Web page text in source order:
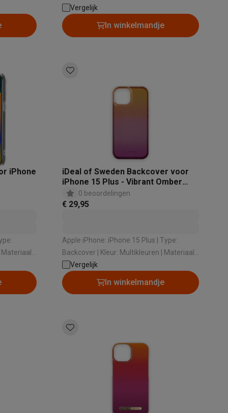
Galaxy Flip8 & Fold8 (Ultra) hoesjes
Smartphone gaming controllers
Vergelijk
In winkelmandje
iPhone
iDeal of Sweden Backcover voor
iPhone 15 Plus - Vibrant Omber
Clear0 beoordelingen
€ 29,95
Apple iPhone: iPhone 15 Plus | Type:
Backcover | Kleur: Multikleuren | Materiaal:
Kunststof
Vergelijk
In winkelmandje